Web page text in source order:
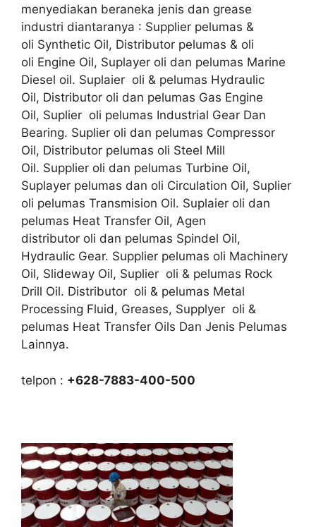
menyediakan beraneka jenis dan grease
industri diantaranya : Supplier pelumas &
oli Synthetic Oil, Distributor pelumas & oli
oli Engine Oil, Suplayer oli dan pelumas Marine
Diesel oil. Suplaier oli & pelumas Hydraulic
Oil, Distributor oli dan pelumas Gas Engine
Oil, Suplier oli pelumas Industrial Gear Dan
Bearing. Suplier oli dan pelumas Compressor
Oil, Distributor pelumas oli Steel Mill
Oil. Supplier oli dan pelumas Turbine Oil,
Suplayer pelumas dan oli Circulation Oil, Suplier
oli pelumas Transmision Oil. Suplaier oli dan
pelumas Heat Transfer Oil, Agen
distributor oli dan pelumas Spindel Oil,
Hydraulic Gear. Supplier pelumas oli Machinery
Oil, Slideway Oil, Suplier oli & pelumas Rock
Drill Oil. Distributor oli & pelumas Metal
Processing Fluid, Greases, Supplyer oli &
pelumas Heat Transfer Oils Dan Jenis Pelumas
Lainnya.
telpon : +628-7883-400-500